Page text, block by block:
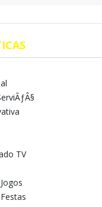
TV